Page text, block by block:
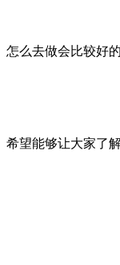
怎么去做会比较好
希望能够让大家了解